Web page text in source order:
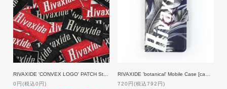
0円(税込0円)
RIVAXIDE 'botanical' Mobile Case [camel mirror] [80%OFF]
720円(税込792円)